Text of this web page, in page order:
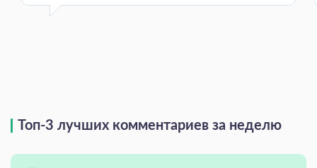
Топ-3 лучших комментариев за неделю